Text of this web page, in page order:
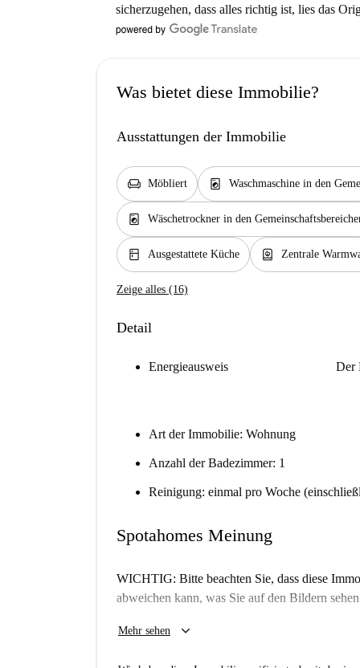
sicherzugehen, dass alles richtig ist, lies das
Was bietet diese Immobilie?
Ausstattungen der Immobilie
chair Möbliert local_laundry_service Waschmaschine in den
local_laundry_service Wäschetrockner in den
kitchen Ausgestattete Küche water_heater Zentrale
Zeige alles (16)
Detail
Energieausweis Der
Art der Immobilie: Wohnung
Anzahl der Badezimmer: 1
Reinigung: einmal pro Woche
Spotahomes Meinung
WICHTIG: Bitte beachten Sie, dass diese
abweichen kann, was Sie auf den Bildern
Das doppelte Problem
Mehr sehen keyboard_arrow_down